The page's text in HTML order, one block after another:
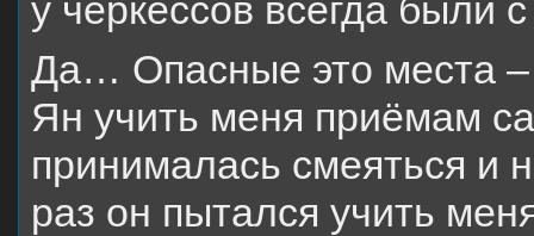
у черкессов всегда были
Да… Опасные это места –
Ян учить меня приёмам
принималась смеяться и
раз он пытался учить